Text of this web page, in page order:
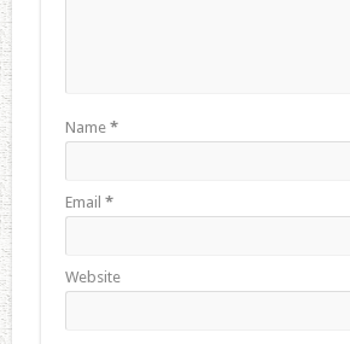
Name *
Email *
Website